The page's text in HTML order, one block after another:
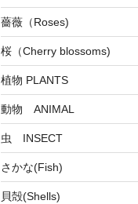
薔薇（Roses)
桜（Cherry blossoms)
植物 PLANTS
動物 ANIMAL
虫 INSECT
さかな(Fish)
貝殻(Shells)